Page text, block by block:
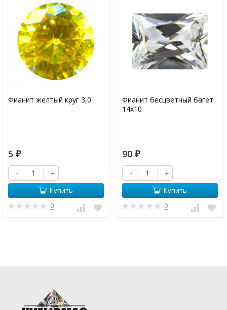
Фианит желтый круг 3,0
5 ₽
-
+
Купить
0
Фианит бесцветный багет
14х10
90 ₽
-
+
Купить
0